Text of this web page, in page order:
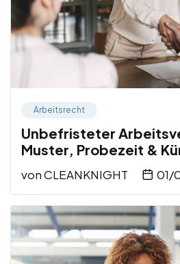
Arbeitsrecht
Unbefristeter
Muster, Probezeit &
vonCLEANKNIGHT 01/